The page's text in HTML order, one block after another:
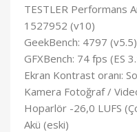
TESTLER Performans
1527952 (v10)
GeekBench: 4797
GFXBench: 74 fps (ES
Ekran Kontrast oranı:
Kamera Fotoğraf /
Hoparlör -26,0 LUFS
Akü (eski)